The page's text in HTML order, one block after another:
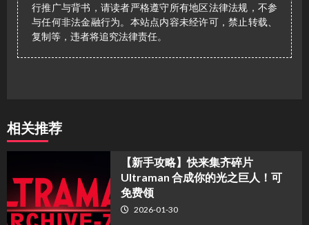
行推广与背书，请读者严格遵守所有地区法律法规，不参
与任何非法金融行为。本站点内容未经许可，禁止转载、
复制等，违者将追究法律责任。
相关推荐
【新手攻略】快来集齐碎片
Ultraman 合成你的光之巨人！可
免费领
2026-01-30